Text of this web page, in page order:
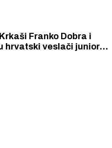
Krkaši Franko Dobra i
hrvatski veslači juniori i